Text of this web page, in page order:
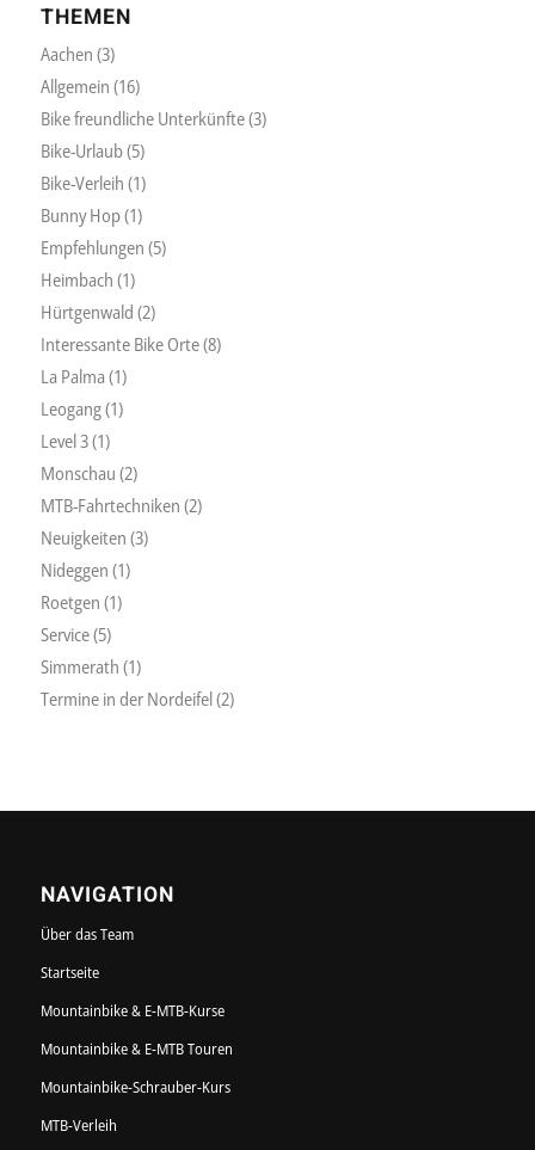
THEMEN
Aachen (3)
Allgemein (16)
Bike freundliche Unterkünfte(3)
Bike-Urlaub(5)
Bike-Verleih (1)
Bunny Hop(1)
Empfehlungen (5)
Heimbach (1)
Hürtgenwald (2)
Interessante Bike Orte(8)
La Palma (1)
Leogang(1)
Level 3(1)
Monschau (2)
MTB-Fahrtechniken (2)
Neuigkeiten (3)
Nideggen (1)
Roetgen (1)
Service(5)
Simmerath (1)
Termine in der Nordeifel(2)
NAVIGATION
Über das Team
Startseite
Mountainbike & E-MTB-Kurse
Mountainbike & E-MTB Touren
Mountainbike-Schrauber-Kurs
MTB-Verleih